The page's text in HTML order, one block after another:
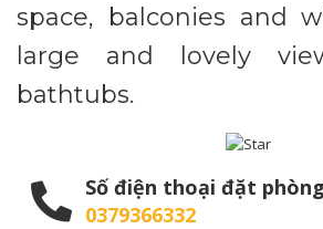
space, balconies and
large and lovely
bathtubs.
Số điện thoại đặt phòng
0379366332